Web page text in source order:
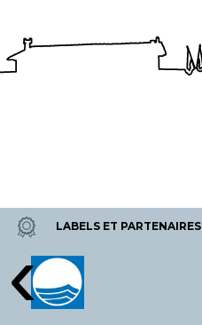
LABELS ET PARTENAIRES
‹